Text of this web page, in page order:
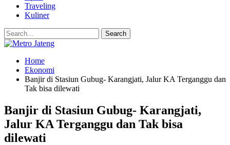
Traveling
Kuliner
Home
Ekonomi
Banjir di Stasiun Gubug- Karangjati, Jalur KA Terganggu dan
Tak bisa dilewati
Banjir di Stasiun Gubug- Karangjati,
Jalur KA Terganggu dan Tak bisa
dilewati